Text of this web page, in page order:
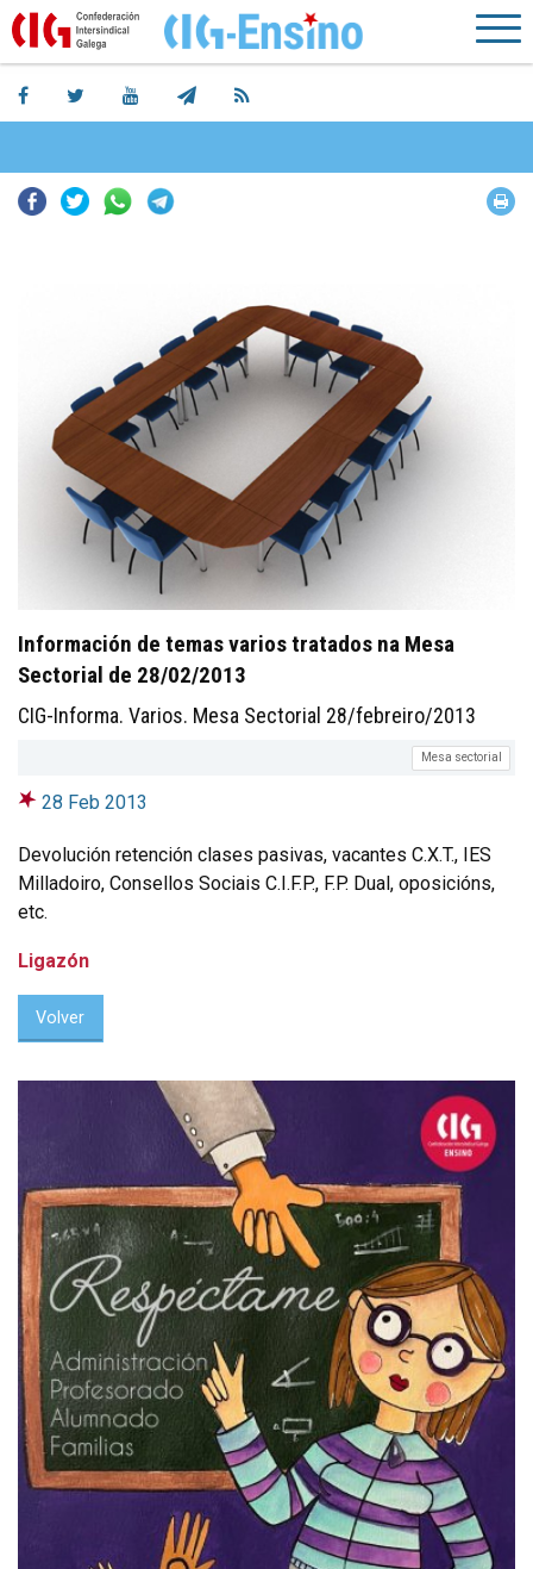
Facebook
TwitterWhatsapp
Información de temas varios tratados na Mesa
Sectorial de 28/02/2013
CIG-Informa. Varios. Mesa Sectorial 28/febreiro/2013
Mesa sectorial
28 Feb 2013
Devolución retención clases pasivas, vacantes C.X.T., IES
Milladoiro, Consellos Sociais C.I.F.P., F.P. Dual, oposicións,
etc.
Ligazón
Volver